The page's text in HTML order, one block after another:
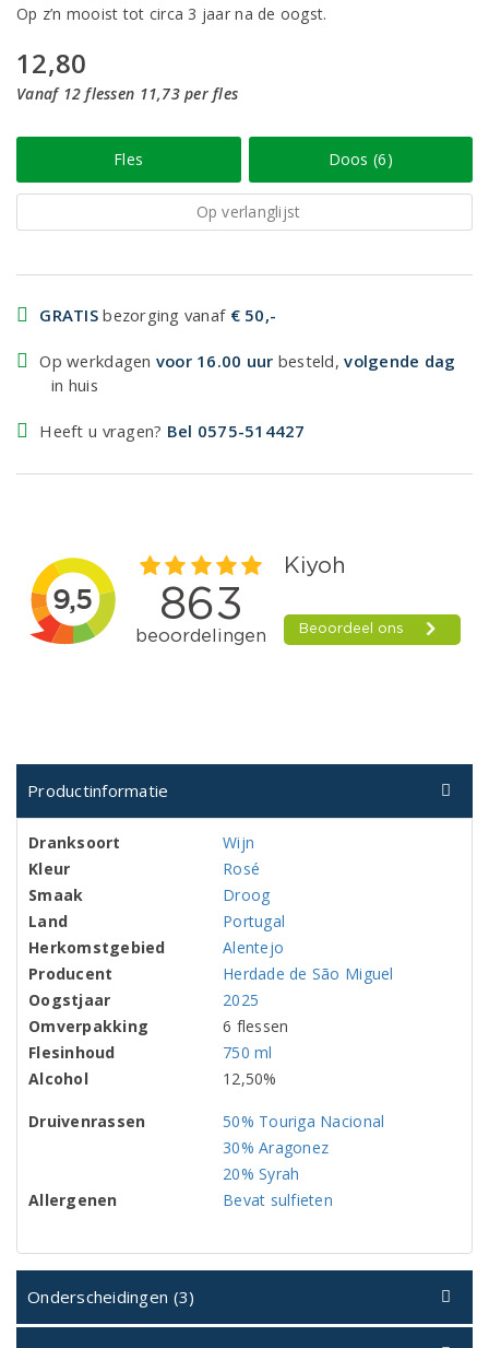
Op z’n mooist tot circa 3 jaar na de oogst.
12,80
Vanaf 12 flessen 11,73 per fles
Fles Doos (6)
Op verlanglijst
GRATIS bezorging vanaf € 50,-
Op werkdagen voor 16.00 uur besteld,volgende dag
in huis
Heeft u vragen? Bel 0575-514427
Productinformatie
Dranksoort
Wijn
Kleur
Rosé
Smaak
Droog
Land
Portugal
Herkomstgebied
Alentejo
Producent
Herdade de São Miguel
Oogstjaar
2025
Omverpakking
6 flessen
Flesinhoud
750 ml
Alcohol
12,50%
Druivenrassen
50% Touriga Nacional
30% Aragonez
20% Syrah
Allergenen
Bevat sulfieten
Onderscheidingen (3)